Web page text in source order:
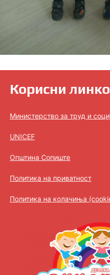
Корисни
Министерство за труд и
UNICEF
Општина Сопиште
Политика на приватност
Политика на колачиња